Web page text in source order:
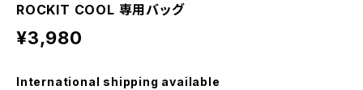
ROCKIT COOL 専用バッグ
¥3,980
International shipping available